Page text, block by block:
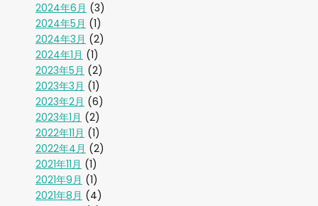
2024年6月 (3)
2024年5月 (1)
2024年3月 (2)
2024年1月 (1)
2023年5月 (2)
2023年3月 (1)
2023年2月 (6)
2023年1月 (2)
2022年11月 (1)
2022年4月 (2)
2021年11月 (1)
2021年9月 (1)
2021年8月 (4)